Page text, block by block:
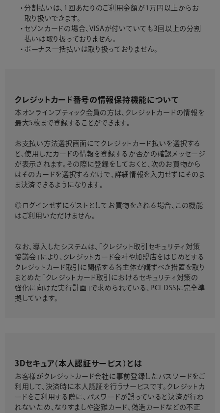
分割払いは、1回あたりのご利用金額が1万円以上からお
取り扱いできます。
セゾンカードの場合、VISAが付いていても3回以上の分割
払いは取り扱っておりません。
ボーナス一括払いは取り扱っておりません。
クレジットカード番号の情報保持機能について
本オンラインブティック会員の方は、クレジットカードの情報を
最大5枚まで登録することができます。
お支払い方法選択画面にてクレジットカード払いを選択する
と、使用したカードの情報を登録するか否かの確認メッセージ
が表示されます。その際に登録をしておくと、次のお買物から
はそのカードを選択するだけで、詳細情報を入力せずにそのま
ま決済できるようになります。
◎ログインせずにゲストとしてお買物をされる場合、この機能
はご利用いただけません。
なお、導入したシステムは、「クレジット取引セキュリティ対策
協議会」により、クレジットカード会社や加盟店をはじめとする
クレジットカード取引に関係する各主体が講ずべき措置を取り
まとめた「クレジットカード取引におけるセキュリティ対策の
強化に向けた実行計画」で求められている、PCI DSSに完全準
拠しています。
3Dセキュア（本人認証サービス）とは
お客様がクレジットカード会社に事前登録したパスワードをご
利用して、決済時に本人認証を行うサービスです。クレジットカ
ードをご利用する際に、パスワードが誤っていると決済が行わ
れないため、なりすましや盗難カード、偽造カードなどの不正